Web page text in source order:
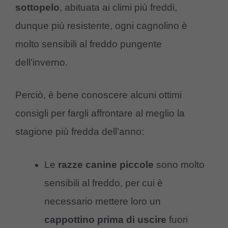
sottopelo, abituata ai climi più freddi,
dunque più resistente, ogni cagnolino è
molto sensibili al freddo pungente
dell’inverno.
Perciò, è bene conoscere alcuni ottimi
consigli per fargli affrontare al meglio la
stagione più fredda dell’anno:
Le razze canine piccole sono molto
sensibili al freddo, per cui è
necessario mettere loro un
cappottino prima di uscire fuori